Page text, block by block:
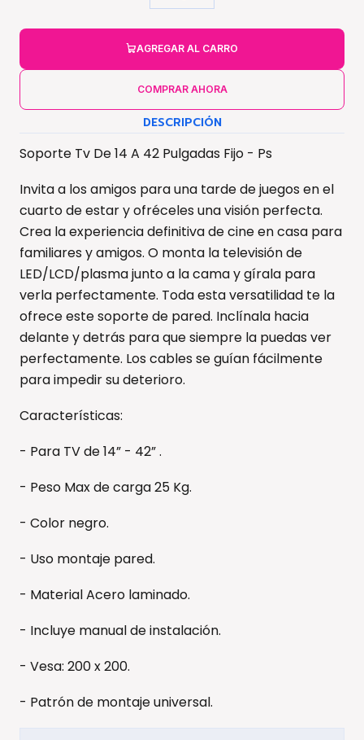
AGREGAR AL CARRO
COMPRAR AHORA
DESCRIPCIÓN
Soporte Tv De 14 A 42 Pulgadas Fijo - Ps
Invita a los amigos para una tarde de juegos en el
cuarto de estar y ofréceles una visión perfecta.
Crea la experiencia definitiva de cine en casa para
familiares y amigos. O monta la televisión de
LED/LCD/plasma junto a la cama y gírala para
verla perfectamente. Toda esta versatilidad te la
ofrece este soporte de pared. Inclínala hacia
delante y detrás para que siempre la puedas ver
perfectamente. Los cables se guían fácilmente
para impedir su deterioro.
Características:
- Para TV de 14” - 42” .
- Peso Max de carga 25 Kg.
- Color negro.
- Uso montaje pared.
- Material Acero laminado.
- Incluye manual de instalación.
- Vesa: 200 x 200.
- Patrón de montaje universal.